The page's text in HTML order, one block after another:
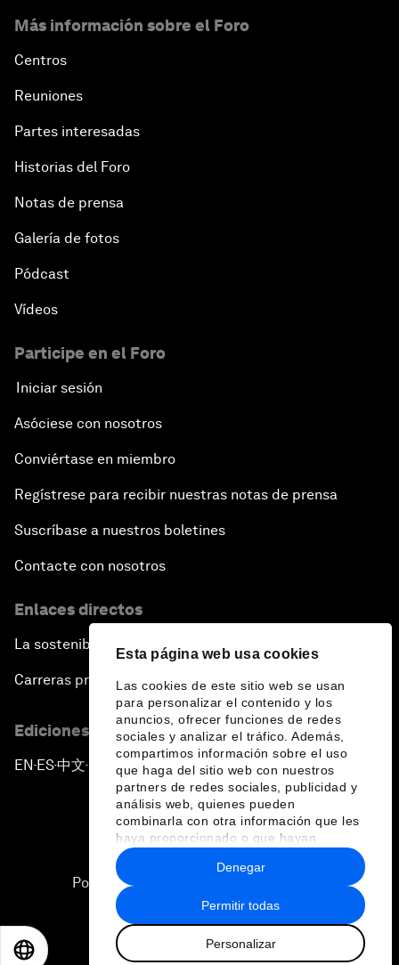
Esta página web usa cookies
Las cookies de este sitio web se usan
para personalizar el contenido y los
anuncios, ofrecer funciones de redes
sociales y analizar el tráfico. Además,
compartimos información sobre el uso
que haga del sitio web con nuestros
partners de redes sociales, publicidad y
análisis web, quienes pueden
combinarla con otra información que les
haya proporcionado o que hayan
recopilado a partir del uso que haya
hecho de sus servicios.
Permitir todas
Personalizar
Denegar
Más información sobre el Foro
Centros
Reuniones
Partes interesadas
Historias del Foro
Notas de prensa
Galería de fotos
Pódcast
Vídeos
Participe en el Foro
Iniciar sesión
Asóciese con nosotros
Conviértase en miembro
Regístrese para recibir nuestras notas de prensa
Suscríbase a nuestros boletines
Contacte con nosotros
Enlaces directos
La sostenibilidad en el Foro
Carreras profesionales
Ediciones en otros idiomas
EN ▪ES▪中文▪ 日本語
Política de privacidad y normas de uso
Sitemap
2026 Foro Económico Mundial